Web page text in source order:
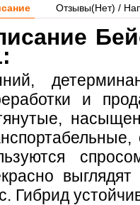
Отзывы(Нет) /
и
Гибрид